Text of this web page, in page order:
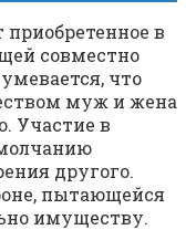
в
совместно
что
муж и жена
Участие в
другого.
пытающейся
имуществу.